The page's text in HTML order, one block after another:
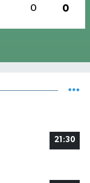
0 0
21:30